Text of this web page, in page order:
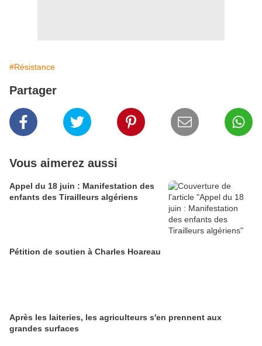
#Résistance
Partager
Vous aimerez aussi
Appel du 18 juin : Manifestation des
enfants des Tirailleurs algériens
Pétition de soutien à Charles Hoareau
Après les laiteries, les agriculteurs s'en prennent aux
grandes surfaces